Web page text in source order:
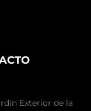
Exterior de la